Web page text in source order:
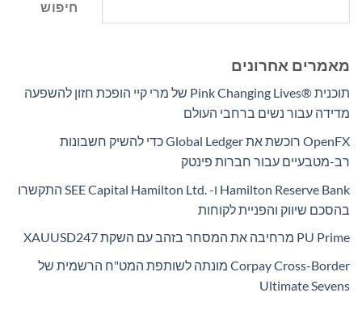
חיפוש
מאמרים אחרונים
תוכנית Pink Changing Lives®‎ של מרי קיי הופכת חזון להשפעה
מדידה עבור נשים ברחבי העולם
OpenFX רוכשת את Global Ledger כדי להשיק חשבונות
רב-מטבעיים עבור חברות פינטק
Hamilton Reserve Bank ו- SEE Capital Hamilton Ltd.‎ התקשרו
בהסכם שיווק והפניית לקוחות
PU Prime מרחיבה את המסחר בזהב עם השקת XAUUSD247
Corpay Cross-Border מונתה לשותפת המט"ח הרשמית של
Ultimate Sevens